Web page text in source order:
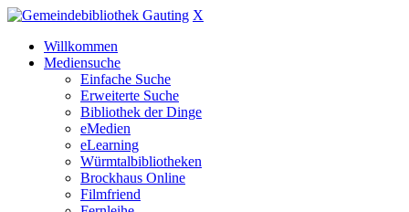
X
Willkommen
Mediensuche
Einfache Suche
Erweiterte Suche
Bibliothek der Dinge
eMedien
eLearning
Würmtalbibliotheken
Brockhaus Online
Filmfriend